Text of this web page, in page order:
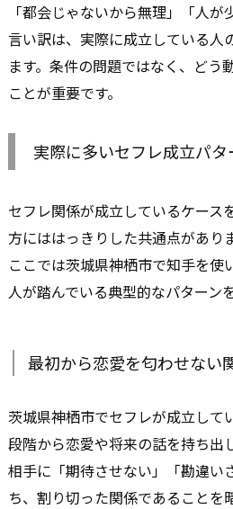
「都会じゃないから無理」「人
言い訳は、実際に成立している人
ます。条件の問題ではなく、どう
ことが重要です。
実際に多いセフレ成立パタ
セフレ関係が成立しているケース
方にははっきりした共通点がありま
ここでは茨城県神栖市で知手を使
人が踏んでいる典型的なパターン
最初から恋愛を匂わせない
茨城県神栖市でセフレが成立して
段階から恋愛や将来の話を持ち出
相手に「期待させない」「勘違い
ち、割り切った関係であることを